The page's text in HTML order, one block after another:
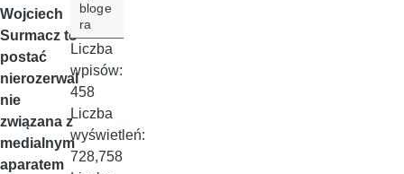
Wojciech
Surmacz to
postać
nierozerwal
nie
związana z
medialnym
aparatem
bloge
ra
Liczba
wpisów:
458
Liczba
wyświetleń:
728,758